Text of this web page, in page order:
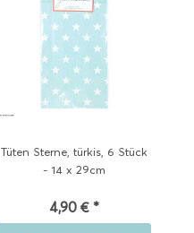
Tüten Sterne, türkis, 6 Stück
- 14 x 29cm
4,90 € *